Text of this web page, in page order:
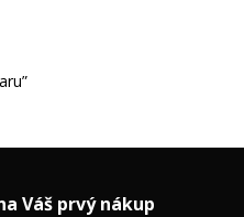
Váš prvý nákup